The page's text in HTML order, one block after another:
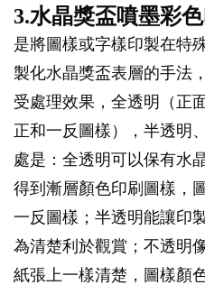
3.水晶獎盃噴墨彩
是將圖樣或字樣印製在特
製化水晶獎盃表層的手法
受處理效果，全透明（正
正和一反圖樣），半透明
處是：全透明可以保有水
得到漸層顏色印刷圖樣，
一反圖樣；半透明能讓印
為清楚利於觀賞；不透明
紙張上一樣清楚，圖樣顏